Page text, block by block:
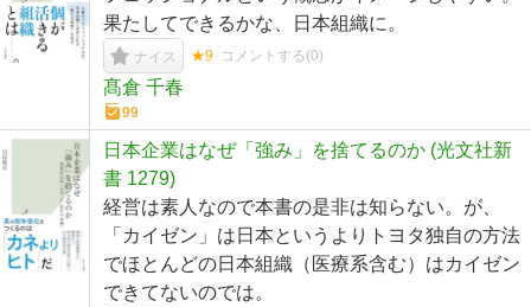
果たしてできるかな、日本組織に。
ナイス ★9 コメントする(0)
髙倉 千春
99
日本企業はなぜ「強み」を捨てるのか (光文社新
書 1279)
経営は素人なので本書の是非は知らない。が、
「カイゼン」は日本というよりトヨタ独自の方法
でほとんどの日本組織（医療系含む）はカイゼン
できてないのでは。